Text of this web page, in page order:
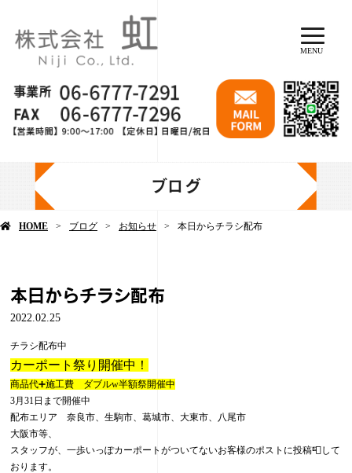
MENU
ブログ
HOME ブログ お知らせ 本日からチラシ配布
本日からチラシ配布
2022.02.25
チラシ配布中
カーポート祭り開催中！
商品代➕施工費 ダブルw半額祭開催中
3月31日まで開催中
配布エリア 奈良市、生駒市、葛城市、大東市、八尾市
大阪市等、
スタッフが、一歩いっぽカーポートがついてないお客様のポストに投稿📮して
おります。